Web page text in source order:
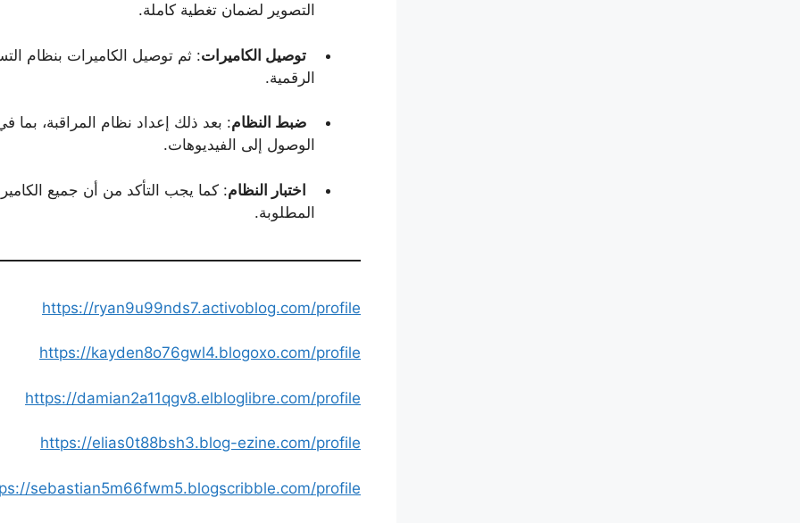
التصوير لضمان تغطية كاملة.
توصيل الكاميرات: ثم توصيل الكاميرات بنظام
الرقمية.
ضبط النظام: بعد ذلك إعداد نظام المراقبة، بما
الوصول إلى الفيديوهات.
اختبار النظام: كما يجب التأكد من أن جميع
المطلوبة.
https://ryan9u99nds7.activoblog.com/profile
https://kayden8o76gwl4.blogoxo.com/profile
https://damian2a11qgv8.elbloglibre.com/profile
https://elias0t88bsh3.blog-ezine.com/profile
sebastian5m66fwm5.blogscribble.com/profile